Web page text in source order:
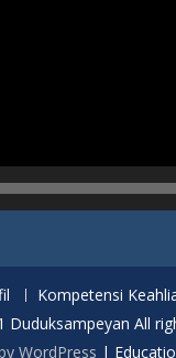
Kompetensi
Duduksampeyan All
WordPress |